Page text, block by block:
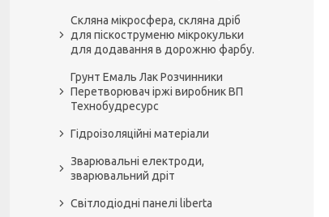
Скляна мікросфера, скляна дріб
для піскоструменю мікрокульки
для додавання в дорожню фарбу.
Грунт Емаль Лак Розчинники
Перетворювач іржі виробник ВП
Технобудресурс
Гідроізоляційні матеріали
Зварювальні електроди,
зварювальний дріт
Світлодіодні панелі liberta